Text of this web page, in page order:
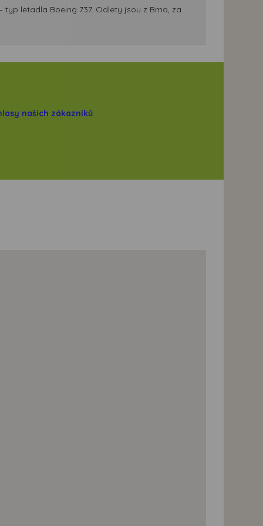
letadla Boeing 737. Odlety jsou z Brna, za
našich zákazníků.